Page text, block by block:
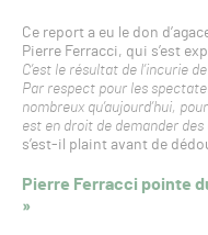
Ce report a eu le don
Pierre Ferracci, qui s’est
C’est le résultat de l’incurie
Par respect pour les
nombreux qu’aujourd’hui,
est en droit de demander
s’est-il plaint avant de
Pierre Ferracci pointe
»